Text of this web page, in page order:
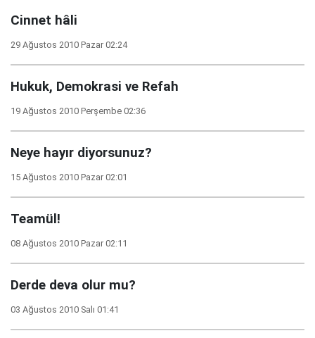
Cinnet hâli
29 Ağustos 2010 Pazar 02:24
Hukuk, Demokrasi ve Refah
19 Ağustos 2010 Perşembe 02:36
Neye hayır diyorsunuz?
15 Ağustos 2010 Pazar 02:01
Teamül!
08 Ağustos 2010 Pazar 02:11
Derde deva olur mu?
03 Ağustos 2010 Salı 01:41